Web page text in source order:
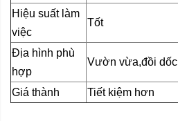
Hiệu suất làm
việc
Tốt
Địa hình phù
hợp
Vườn vừa,đồi dốc
Giá thành Tiết kiệm hơn